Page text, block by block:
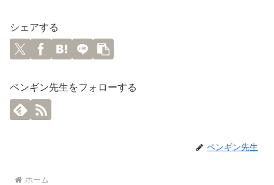
シェアする
ペンギン先生をフォローする
ペンギン先生
ホーム